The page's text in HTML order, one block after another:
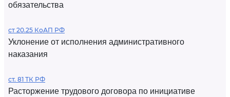
обязательства
ст 20.25 КоАП РФ
Уклонение от исполнения административного
наказания
ст. 81 ТК РФ
Расторжение трудового договора по инициативе